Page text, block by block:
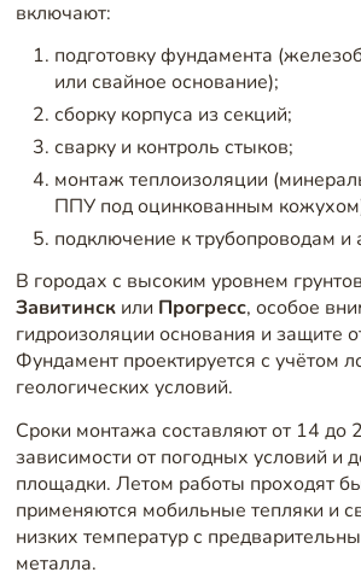
включают:
подготовку фундамента
или свайное основание);
сборку корпуса из секций;
сварку и контроль стыков;
монтаж теплоизоляции
ППУ под оцинкованным
подключение к трубопроводам и
В городах с высоким уровнем
Завитинскили Прогресс, особое
гидроизоляции основания и защите
Фундамент проектируется с учётом
геологических условий.
Сроки монтажа составляют от 14 до
зависимости от погодных условий и
площадки. Летом работы проходят
применяются мобильные тепляки и
низких температур с
металла.